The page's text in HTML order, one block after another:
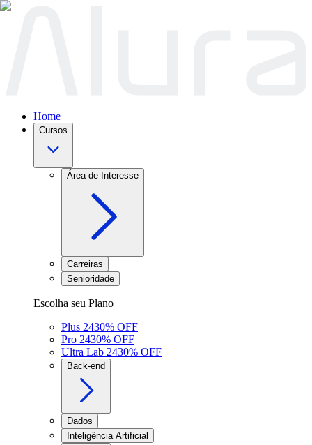
Home
Cursos
Área de Interesse
Carreiras
Senioridade
Escolha seu Plano
Plus 2430% OFF
Pro 2430% OFF
Ultra Lab 2430% OFF
Back-end
Dados
Inteligência Artificial